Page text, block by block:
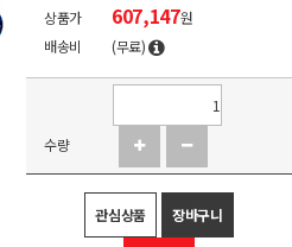
상품가 607,147원
배송비
(무료)
수량
관심상품 장바구니